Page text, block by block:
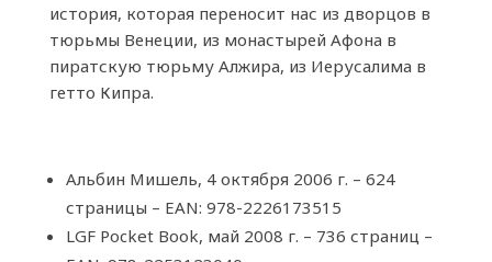
история, которая переносит нас из дворцов в
тюрьмы Венеции, из монастырей Афона в
пиратскую тюрьму Алжира, из Иерусалима в
гетто Кипра.
Альбин Мишель, 4 октября 2006 г. – 624
страницы – EAN: 978-2226173515
LGF Pocket Book, май 2008 г. – 736 страниц –